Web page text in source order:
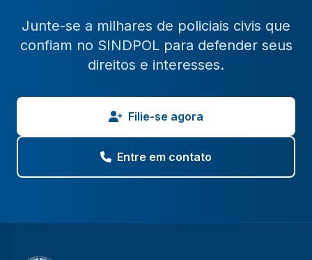
Junte-se a milhares de policiais civis que
confiam no SINDPOL para defender seus
direitos e interesses.
Filie-se agora
Entre em contato